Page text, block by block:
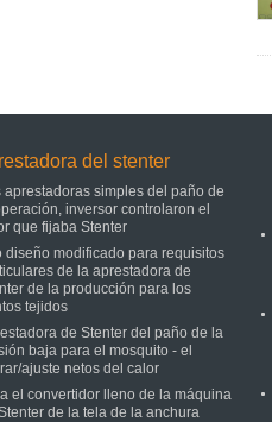
del stenter
aprestadoras simples del paño de
inversor controlaron el
que fijaba Stenter
diseño modificado para requisitos
de la aprestadora de
de la producción para los
tejidos
de Stenter del paño de la
baja para el mosquito - el
ajuste netos del calor
el convertidor lleno de la máquina
de la tela de la anchura